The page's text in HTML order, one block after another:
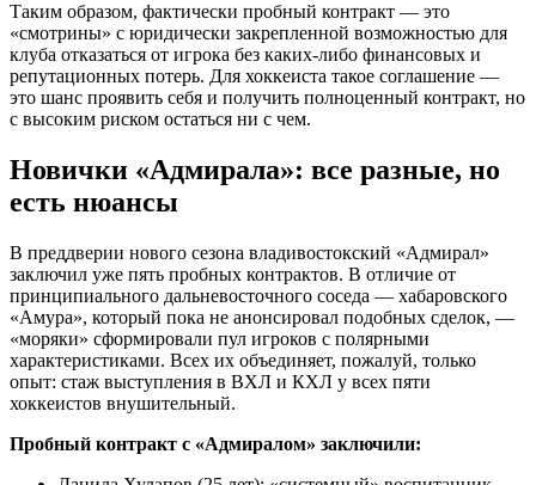
Таким образом, фактически пробный контракт — это
«смотрины» с юридически закрепленной возможностью для
клуба отказаться от игрока без каких-либо финансовых и
репутационных потерь. Для хоккеиста такое соглашение —
это шанс проявить себя и получить полноценный контракт, но
с высоким риском остаться ни с чем.
Новички «Адмирала»: все разные, но
есть нюансы
В преддверии нового сезона владивостокский «Адмирал»
заключил уже пять пробных контрактов. В отличие от
принципиального дальневосточного соседа — хабаровского
«Амура», который пока не анонсировал подобных сделок, —
«моряки» сформировали пул игроков с полярными
характеристиками. Всех их объединяет, пожалуй, только
опыт: стаж выступления в ВХЛ и КХЛ у всех пяти
хоккеистов внушительный.
Пробный контракт с «Адмиралом» заключили: